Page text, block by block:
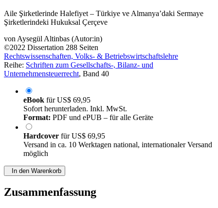
Aile Şirketlerinde Halefiyet – Türkiye ve Almanya’daki Sermaye
Şirketlerindeki Hukuksal Çerçeve
vonAysegül Altinbas (Autor:in)
©2022 Dissertation 288 Seiten
Rechtswissenschaften, Volks- & Betriebswirtschaftslehre
Reihe: Schriften zum Gesellschafts-, Bilanz- und
Unternehmensteuerrecht, Band 40
eBook fürUS$ 69,95
Sofort herunterladen. Inkl. MwSt.
Format: PDF und ePUB – für alle Geräte
Hardcover fürUS$ 69,95
Versand in ca. 10 Werktagen national, internationaler Versand
möglich
In den Warenkorb
Zusammenfassung